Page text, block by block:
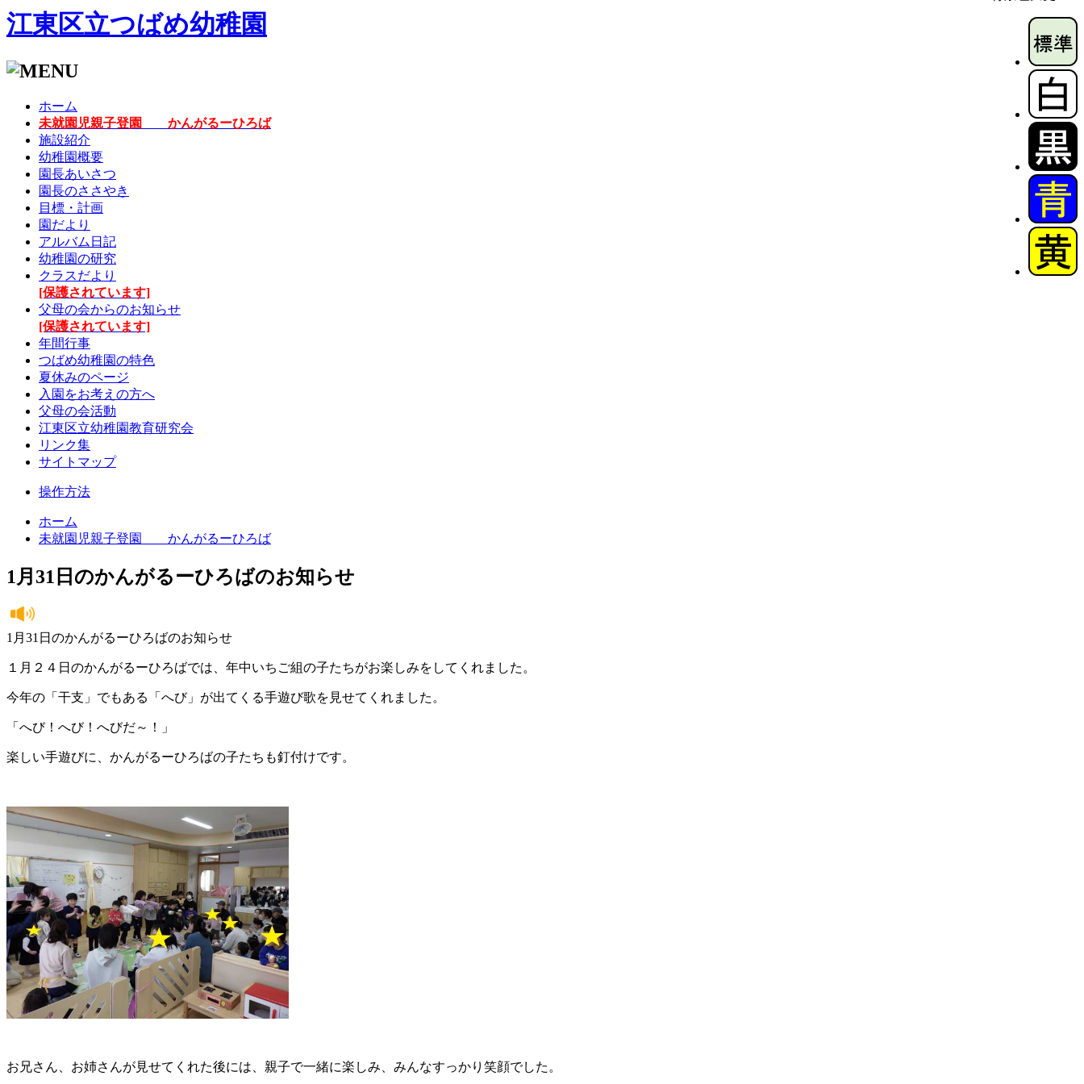
江東区立つばめ幼稚園
ホーム
未就園児親子登園 かんがるーひろば
施設紹介
幼稚園概要
園長あいさつ
園長のささやき
目標・計画
園だより
アルバム日記
幼稚園の研究
クラスだより
[保護されています]
父母の会からのお知らせ
[保護されています]
年間行事
つばめ幼稚園の特色
夏休みのページ
入園をお考えの方へ
父母の会活動
江東区立幼稚園教育研究会
リンク集
サイトマップ
操作方法
ホーム
未就園児親子登園 かんがるーひろば
1月31日のかんがるーひろばのお知らせ
1月31日のかんがるーひろばのお知らせ
１月２４日のかんがるーひろばでは、年中いちご組の子たちがお楽しみをしてくれました。
今年の「干支」でもある「へび」が出てくる手遊び歌を見せてくれました。
「へび！へび！へびだ～！」
楽しい手遊びに、かんがるーひろばの子たちも釘付けです。
お兄さん、お姉さんが見せてくれた後には、親子で一緒に楽しみ、みんなすっかり笑顔でした。